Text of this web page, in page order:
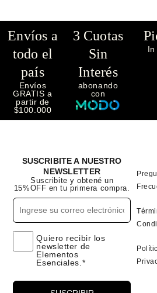
Envíos a
todo el
país
Envíos
GRATIS a
partir de
$100.000
3 Cuotas
Sin
Interés
abonando
con
SUSCRIBITE A NUESTRO
NEWSLETTER
Suscribite y obtené un
15%OFF en tu primera compra.
Quiero recibir los
newsletter de
Elementos
Esenciales.*